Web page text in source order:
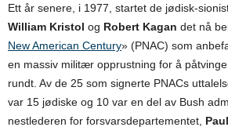
Ett år senere, i 1977, startet de jødisk-
William Kristol og Robert Kagan det nå
New American Century» (PNAC) som
en massiv militær opprustning for å
rundt. Av de 25 som signerte PNACs
var 15 jødiske og 10 var en del av Bush
nestlederen for forsvarsdepartementet,